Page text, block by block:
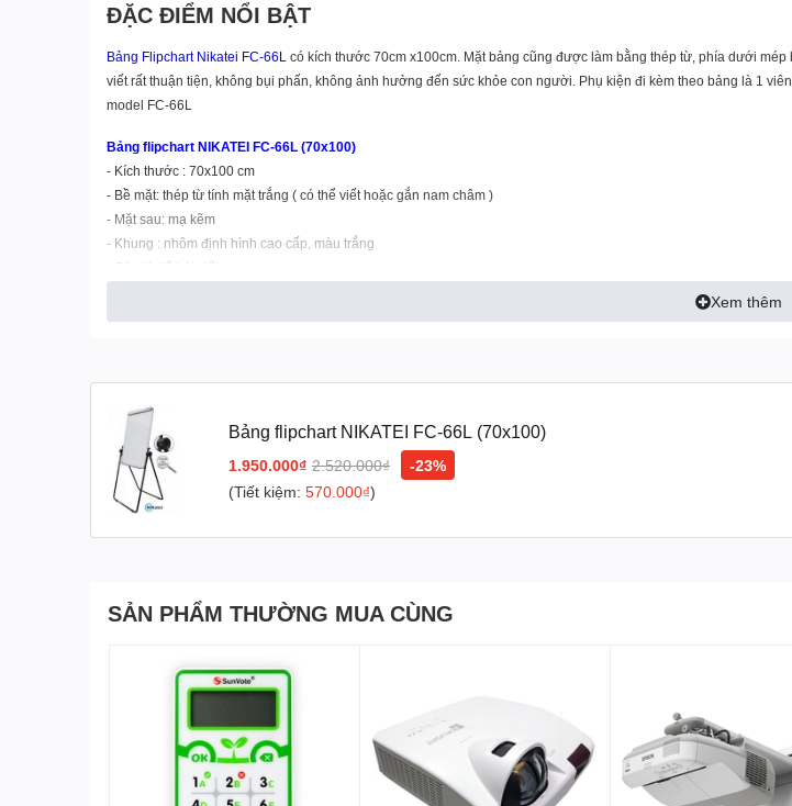
ĐẶC ĐIỂM NỔI BẬT
Bảng Flipchart Nikatei FC-66L có kích thước 70cm x100cm. Mặt bảng cũng được làm bằng thép từ, phía dưới
viết rất thuận tiện, không bụi phấn, không ảnh hưởng đến sức khỏe con người. Phụ kiện đi kèm theo bảng là 1
model FC-66L
Bảng flipchart NIKATEI FC-66L (70x100)
- Kích thước : 70x100 cm
- Bề mặt: thép từ tính mặt trắng ( có thể viết hoặc gắn nam châm )
- Mặt sau: mạ kẽm
- Khung : nhôm định hình cao cấp, màu trắng
- Có giá để bút viết
Công Ty Cổ Phần Thiết Bị DNC
phân phối chính thức Máy chiếu, Màn hình tương tác thông minh, bảng tương tác
Với các thương hiệu nổi tiếng như : Gaoke, PK Pro, Boxlight, Motion Magix, PKLNS..
Chúng tôi cam kết mang lại cho khách hàng :
Xem thêm
Bảng flipchart NIKATEI FC-66L (70x100)
1.950.000₫ 2.520.000₫
-23%
(Tiết kiệm: 570.000₫)
SẢN PHẨM THƯỜNG MUA CÙNG